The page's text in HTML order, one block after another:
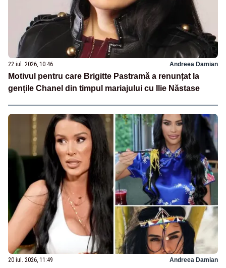
22 iul. 2026, 10:46 Andreea Damian
Motivul pentru care Brigitte Pastramă a renunțat la
gențile Chanel din timpul mariajului cu Ilie Năstase
20 iul. 2026, 11:49 Andreea Damian